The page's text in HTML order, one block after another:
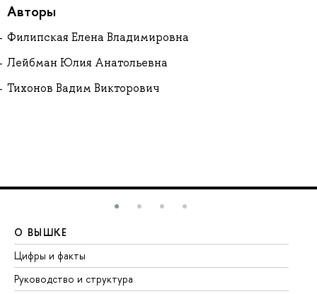
Авторы
Филипская Елена Владимировна
Лейбман Юлия Анатольевна
Тихонов Вадим Викторович
О ВЫШКЕ
Цифры и факты
Руководство и структура